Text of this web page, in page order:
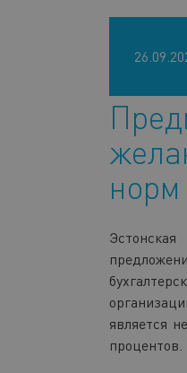
норм
является
процентов.